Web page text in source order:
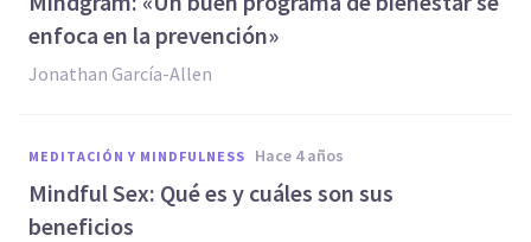
enfoca en la prevención»
Jonathan García-Allen
MEDITACIÓN Y MINDFULNESS hace 4 años
Mindful Sex: Qué es y cuáles son sus
beneficios